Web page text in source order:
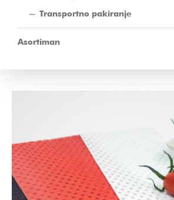
Transportno pakiranje
Asortiman